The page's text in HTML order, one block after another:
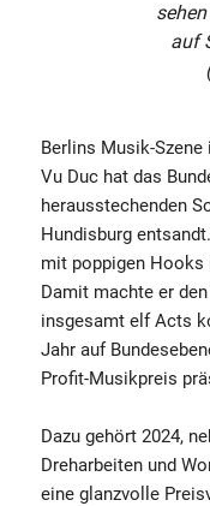
auf
Berlins Musik-
Vu Duc hat das
herausstechenden
Hundisburg
mit poppigen Hooks
Damit machte er
insgesamt elf Acts
Jahr auf
Profit-Musikpreis
Dazu gehört 2024,
Dreharbeiten und
eine glanzvolle